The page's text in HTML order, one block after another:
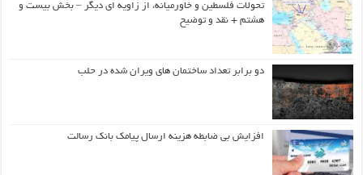
تحولات فلسطین و خاورمیانه، از زاویه ای دیگر – بخش بیست و
هشتم + نقد و توضیح
دو برابر تعداد ساختمان های ویران شده در حلب
افزایش بی ضابطه هزینه ارسال پیامک بانک رسالت